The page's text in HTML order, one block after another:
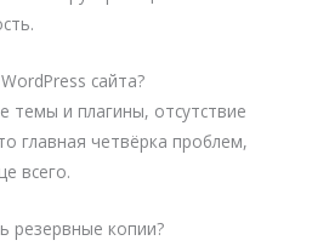
сайта?
темы и плагины, отсутствие
главная четвёрка проблем,
всего.
резервные копии?